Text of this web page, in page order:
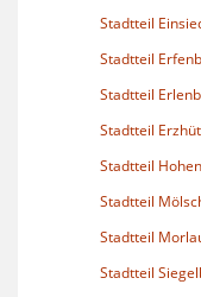
Stadtteil
Stadtteil
Stadtteil
Stadtteil
Stadtteil
Stadtteil
Stadtteil
Stadtteil